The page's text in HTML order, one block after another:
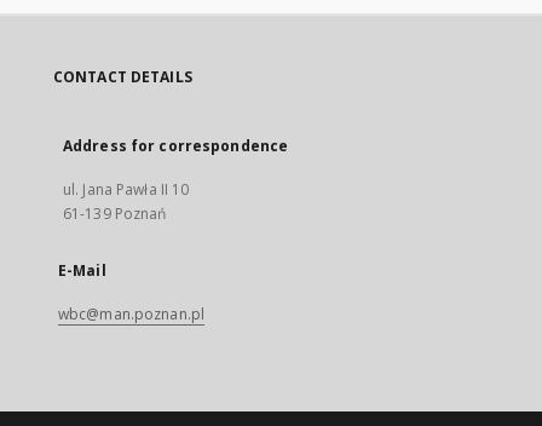
CONTACT DETAILS
Address for correspondence
ul. Jana Pawła II 10
61-139 Poznań
E-Mail
wbc@man.poznan.pl